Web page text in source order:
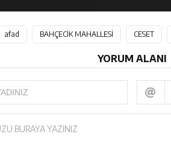
afad BAHÇECİK MAHALLESİ CESET
YORUM ALANI